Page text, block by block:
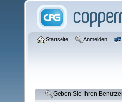
Startseite Anmelden
Geben Sie Ihren